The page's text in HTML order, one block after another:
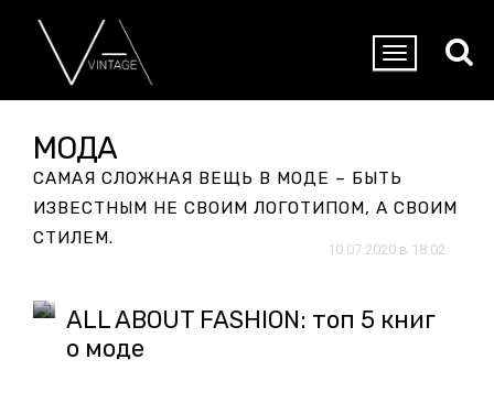
МОДА
САМАЯ СЛОЖНАЯ ВЕЩЬ В МОДЕ – БЫТЬ
ИЗВЕСТНЫМ НЕ СВОИМ ЛОГОТИПОМ, А СВОИМ
СТИЛЕМ.
10.07.2020 в 18:02
ALL ABOUT FASHION: топ 5 книг
о моде